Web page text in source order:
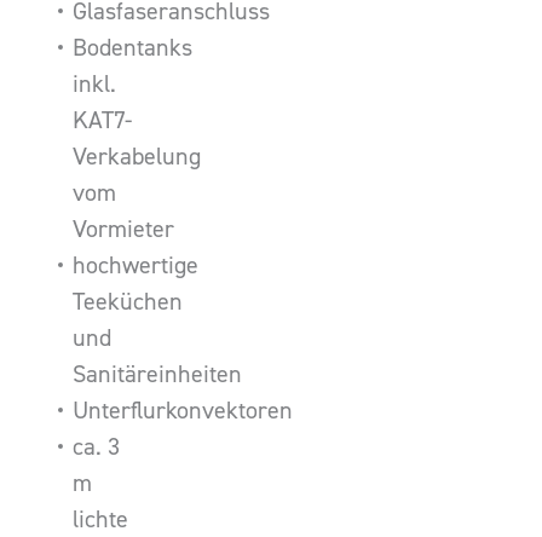
Glasfaseranschluss
Bodentanks
inkl.
KAT7-
Verkabelung
vom
Vormieter
hochwertige
Teeküchen
und
Sanitäreinheiten
Unterflurkonvektoren
ca. 3
m
lichte